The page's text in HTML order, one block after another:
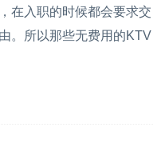
在入职的时候都会要求交
。所以那些无费用的KTV